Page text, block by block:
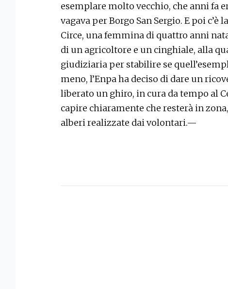
esemplare molto vecchio, che anni fa
vagava per Borgo San Sergio. E poi
Circe, una femmina di quattro anni
di un agricoltore e un cinghiale, alla
giudiziaria per stabilire se
meno, l’Enpa ha deciso di dare un
liberato un ghiro, in cura da tempo al
capire chiaramente che resterà in
alberi realizzate dai volontari.—